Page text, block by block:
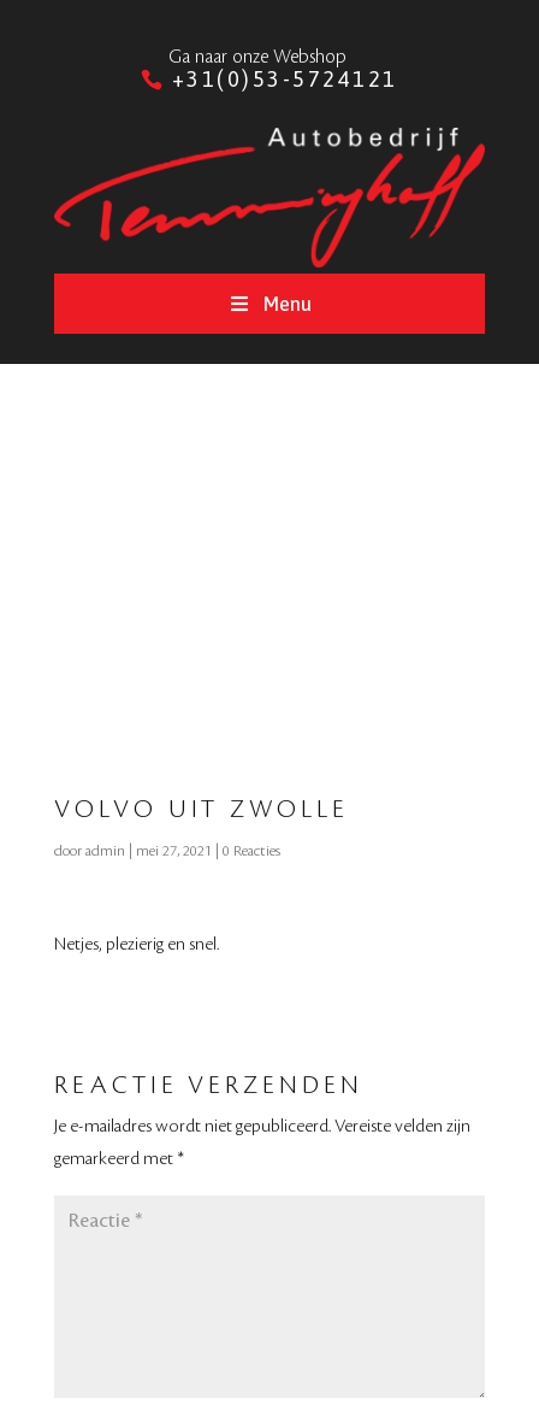
Ga naar onze Webshop
+31(0)53-5724121
Menu
VOLVO UIT ZWOLLE
door admin mei 27, 2021 0 Reacties
Netjes, plezierig en snel.
REACTIE VERZENDEN
Je e-mailadres wordt niet gepubliceerd. Vereiste velden zijn
gemarkeerd met *